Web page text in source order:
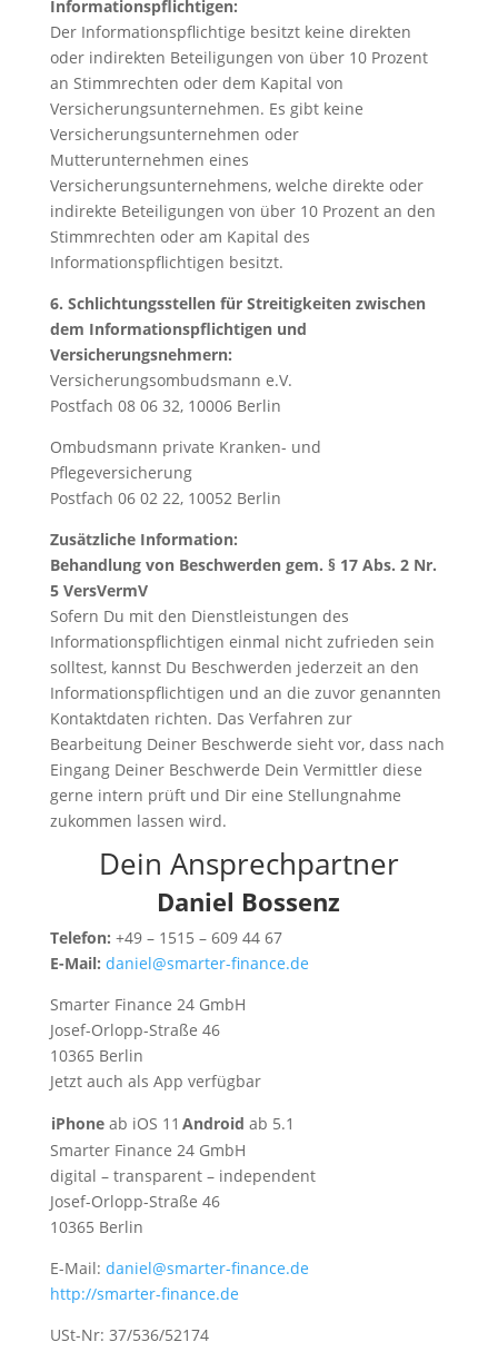
Informationspflichtigen:
Der Informationspflichtige besitzt keine direkten
oder indirekten Beteiligungen von über 10 Prozent
an Stimmrechten oder dem Kapital von
Versicherungsunternehmen. Es gibt keine
Versicherungsunternehmen oder
Mutterunternehmen eines
Versicherungsunternehmens, welche direkte oder
indirekte Beteiligungen von über 10 Prozent an den
Stimmrechten oder am Kapital des
Informationspflichtigen besitzt.
6. Schlichtungsstellen für Streitigkeiten zwischen
dem Informationspflichtigen und
Versicherungsnehmern:
Versicherungsombudsmann e.V.
Postfach 08 06 32, 10006 Berlin
Ombudsmann private Kranken- und
Pflegeversicherung
Postfach 06 02 22, 10052 Berlin
Zusätzliche Information:
Behandlung von Beschwerden gem. § 17 Abs. 2 Nr.
5 VersVermV
Sofern Du mit den Dienstleistungen des
Informationspflichtigen einmal nicht zufrieden sein
solltest, kannst Du Beschwerden jederzeit an den
Informationspflichtigen und an die zuvor genannten
Kontaktdaten richten. Das Verfahren zur
Bearbeitung Deiner Beschwerde sieht vor, dass nach
Eingang Deiner Beschwerde Dein Vermittler diese
gerne intern prüft und Dir eine Stellungnahme
zukommen lassen wird.
Dein Ansprechpartner
Daniel Bossenz
Telefon: +49 – 1515 – 609 44 67
E-Mail: daniel@smarter-finance.de
Smarter Finance 24 GmbH
Josef-Orlopp-Straße 46
10365 Berlin
Jetzt auch als App verfügbar
iPhoneab iOS 11 Android ab 5.1
Smarter Finance 24 GmbH
digital – transparent – independent
Josef-Orlopp-Straße 46
10365 Berlin
E-Mail: daniel@smarter-finance.de
http://smarter-finance.de
USt-Nr: 37/536/52174